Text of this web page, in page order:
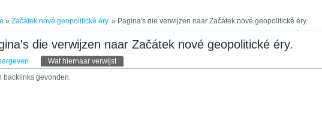
»Začátek nové geopolitické éry. » Pagina's die verwijzen naar Začátek nové geopolitické éry.
die verwijzen naar Začátek nové geopolitické éry.
tabs
Wat hiernaar verwijst(actieve tabblad)
backlinks gevonden.